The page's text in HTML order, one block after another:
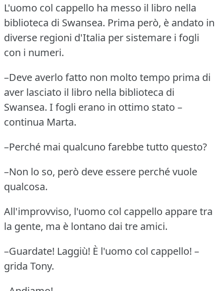
L'uomo col cappello ha messo il libro nella
biblioteca di Swansea. Prima però, è andato in
diverse regioni d'Italia per sistemare i fogli
con i numeri.
–Deve averlo fatto non molto tempo prima di
aver lasciato il libro nella biblioteca di
Swansea. I fogli erano in ottimo stato –
continua Marta.
–Perché mai qualcuno farebbe tutto questo?
–Non lo so, però deve essere perché vuole
qualcosa.
All'improvviso, l'uomo col cappello appare tra
la gente, ma è lontano dai tre amici.
–Guardate! Laggiù! È l'uomo col cappello! –
grida Tony.